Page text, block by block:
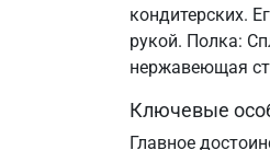
кондитерских.
рукой. Полка:
нержавеющая
Ключевые
Главное